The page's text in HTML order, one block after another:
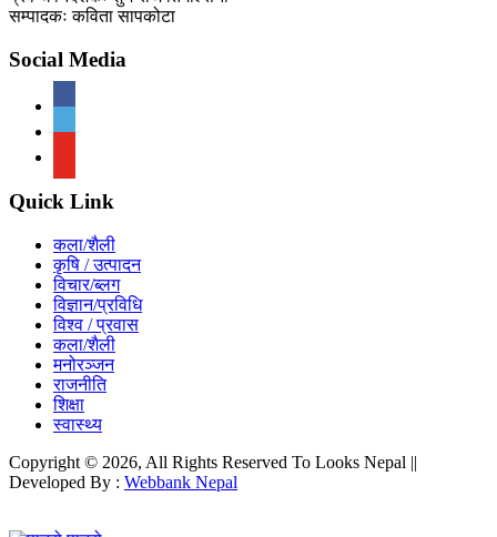
सम्पादकः कविता सापकोटा
Social Media
Quick Link
कला/शैली
कृषि / उत्पादन
विचार/ब्लग
विज्ञान/प्रविधि
विश्व / प्रवास
कला/शैली
मनोरञ्जन
राजनीति
शिक्षा
स्वास्थ्य
Copyright © 2026, All Rights Reserved To Looks Nepal ||
Developed By : Webbank Nepal